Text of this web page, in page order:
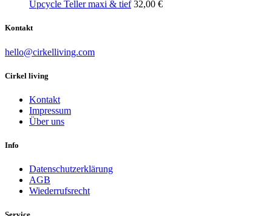
Upcycle Teller maxi & tief 32,00 €
Kontakt
hello@cirkelliving.com
Cirkel living
Kontakt
Impressum
Über uns
Info
Datenschutzerklärung
AGB
Wiederrufsrecht